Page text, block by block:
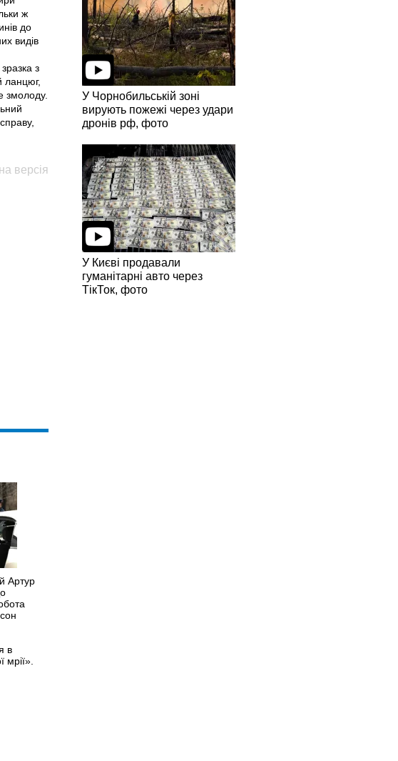
ж
до
видів
з
ланцюг,
змолоду.
версія
Артур
в
мрії».
У Чорнобильській зоні
вирують пожежі через удари
дронів рф, фото
У Києві продавали
гуманітарні авто через
ТікТок, фото